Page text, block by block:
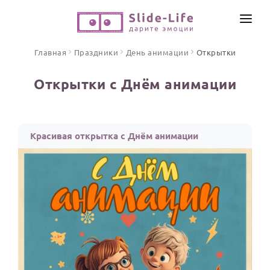
Песни поздравления
Стихи и тексты
ПРАЗДНИКИ
С Днем рождения
Юбилей
ИНСТРУМЕНТЫ
Главная Праздники День анимации Открытки
Открытки с Днём анимации
Красивая открытка с Днём анимации